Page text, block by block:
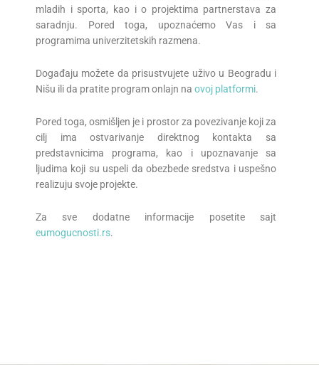
mladih i sporta, kao i o projektima partnerstava za
saradnju. Pored toga, upoznaćemo Vas i sa
programima univerzitetskih razmena.
Događaju možete da prisustvujete uživo u Beogradu i
Nišu ili da pratite program onlajn na ovoj platformi.
Pored toga, osmišljen je i prostor za povezivanje koji za
cilj ima ostvarivanje direktnog kontakta sa
predstavnicima programa, kao i upoznavanje sa
ljudima koji su uspeli da obezbede sredstva i uspešno
realizuju svoje projekte.
Za sve dodatne informacije posetite sajt
eumogucnosti.rs.